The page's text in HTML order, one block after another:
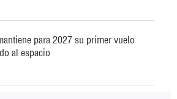
para 2027 su primer vuelo
al espacio